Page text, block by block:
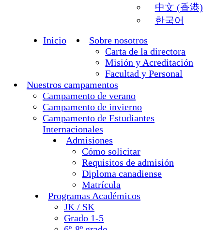
中文 (香港)
한국어
Inicio
Sobre nosotros
Carta de la directora
Misión y Acreditación
Facultad y Personal
Nuestros campamentos
Campamento de verano
Campamento de invierno
Campamento de Estudiantes
Internacionales
Admisiones
Cómo solicitar
Requisitos de admisión
Diploma canadiense
Matrícula
Programas Académicos
JK / SK
Grado 1-5